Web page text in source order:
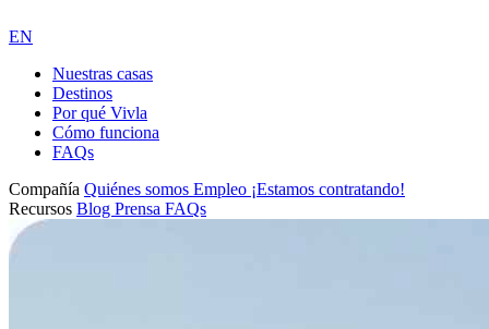
EN
Nuestras casas
Destinos
Por qué Vivla
Cómo funciona
FAQs
Compañía Quiénes somos Empleo ¡Estamos contratando!
Recursos Blog Prensa FAQs